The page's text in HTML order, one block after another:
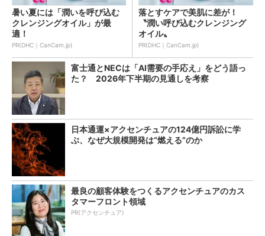
暑い夏には「潤いを呼び込む
クレンジングオイル」が最
適！
PR(DHC｜CanCam.jp)
落とすケアで美肌に差が！
〝潤い呼び込むクレンジング
オイル〟
PR(DHC｜CanCam.jp)
富士通とNECは「AI需要の手応え」をどう語っ
た？ 2026年下半期の見通しを考察
日本通運×アクセンチュアの124億円訴訟に学
ぶ、なぜ大規模開発は“燃える”のか
最良の顧客体験をつくるアクセンチュアのカス
タマーフロント領域
PR(アクセンチュア)